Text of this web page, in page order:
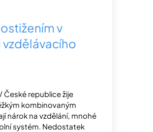
v
vzdělávacího
České republice žije
kombinovaným
nárok na vzdělání, mnohé
systém. Nedostatek